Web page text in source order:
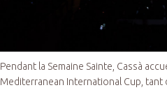
Pendant la Semaine Sainte, Cassà
Mediterranean International Cup,